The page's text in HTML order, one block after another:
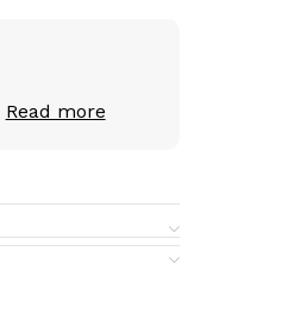
Read more